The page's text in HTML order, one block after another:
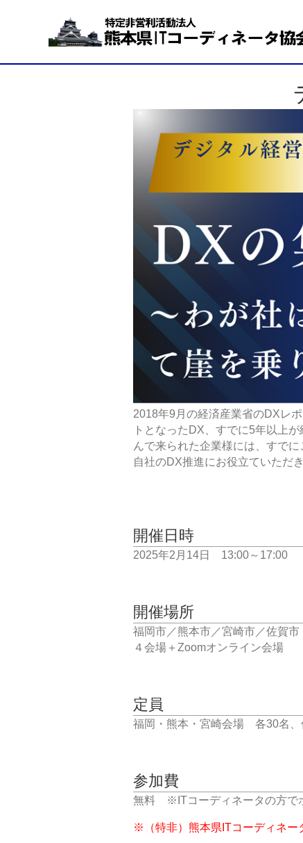
2018年9月の経済産業省のDXレ
トとなったDX、すでに5年以上
んで来られた企業様には、すで
自社のDX推進にお役立ていただ
開催日時
2025年2月14日 13:00～17:00
開催場所
福岡市／熊本市／宮崎市／佐賀市
４会場＋Zoomオンライン会場
定員
福岡・熊本・宮崎会場 各30名、
参加費
無料 ※ITコーディネータの方で
※（特非）熊本県ITコーディネー